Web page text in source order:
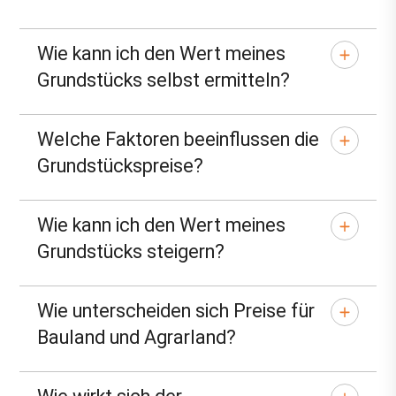
Wie kann ich den Wert meines
Grundstücks selbst ermitteln?
Welche Faktoren beeinflussen die
Grundstückspreise?
Wie kann ich den Wert meines
Grundstücks steigern?
Wie unterscheiden sich Preise für
Bauland und Agrarland?